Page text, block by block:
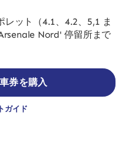
ット（4.1、4.2、5,1 ま
Nord' 停留所まで
券を購入
ガイド